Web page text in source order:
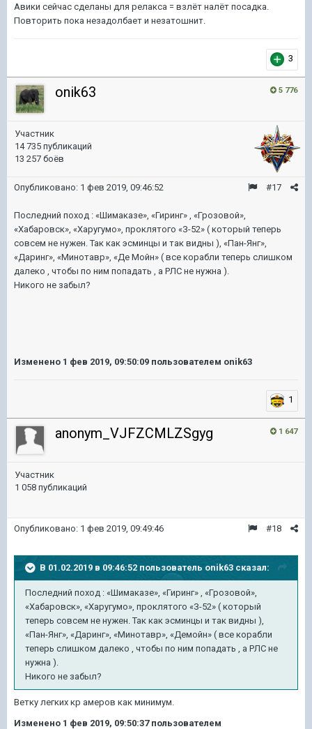
Авики сейчас сделаны для релакса = взлёт налёт посадка.
Повторить пока незадолбает и незатошнит.
3
5 776
onik63
Участник
14 735 публикаций
13 257 боёв
#17
Опубликовано: 1 фев 2019, 09:46:52
Последний поход : «Шимаказе», «Гиринг» , «Грозовой»,
«Хабаровск», «Харугумо», проклятого «З-52» ( который теперь
совсем не нужен. Так как эсминцы и так видны ), «Пан-Янг»,
«Даринг», «Минотавр», «Де Мойн» ( все корабли теперь слишком
далеко , чтобы по ним попадать , а РЛС не нужна ).
Никого не забыл?
Изменено 1 фев 2019, 09:50:09 пользователем onik63
1
1 647
anonym_VJFZCMLZSgyg
Участник
1 058 публикаций
#18
Опубликовано: 1 фев 2019, 09:49:46
В 01.02.2019 в 09:46:52 пользователь onik63 сказал:
Последний поход : «Шимаказе», «Гиринг» , «Грозовой»,
«Хабаровск», «Харугумо», проклятого «З-52» ( который
теперь совсем не нужен. Так как эсминцы и так видны ),
«Пан-Янг», «Даринг», «Минотавр», «Демойн» ( все корабли
теперь слишком далеко , чтобы по ним попадать , а РЛС не
нужна ).
Никого не забыл?
Ветку легких кр амеров как минимум.
Изменено 1 фев 2019, 09:50:37пользователем